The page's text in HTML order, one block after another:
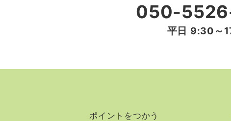
050-
平日 9:30～
ポイントをつかう